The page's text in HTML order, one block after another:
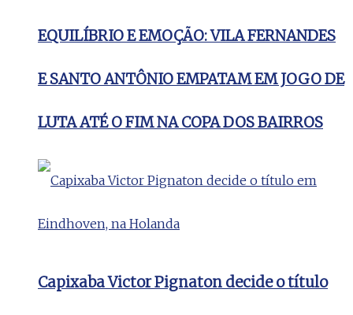
EQUILÍBRIO E EMOÇÃO: VILA FERNANDES
E SANTO ANTÔNIO EMPATAM EM JOGO DE
LUTA ATÉ O FIM NA COPA DOS BAIRROS
Capixaba Victor Pignaton decide o título